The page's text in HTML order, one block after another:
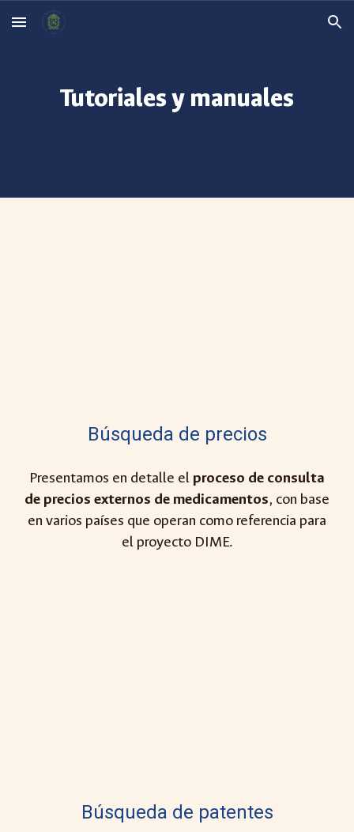
Skip to main content Skip to navigation
Tutoriales y manuales
Búsqueda de precios
Presentamos en detalle el proceso de consulta
de precios externos de medicamentos, con base
en varios países que operan como referencia para
el proyecto DIME.
Búsqueda de patentes